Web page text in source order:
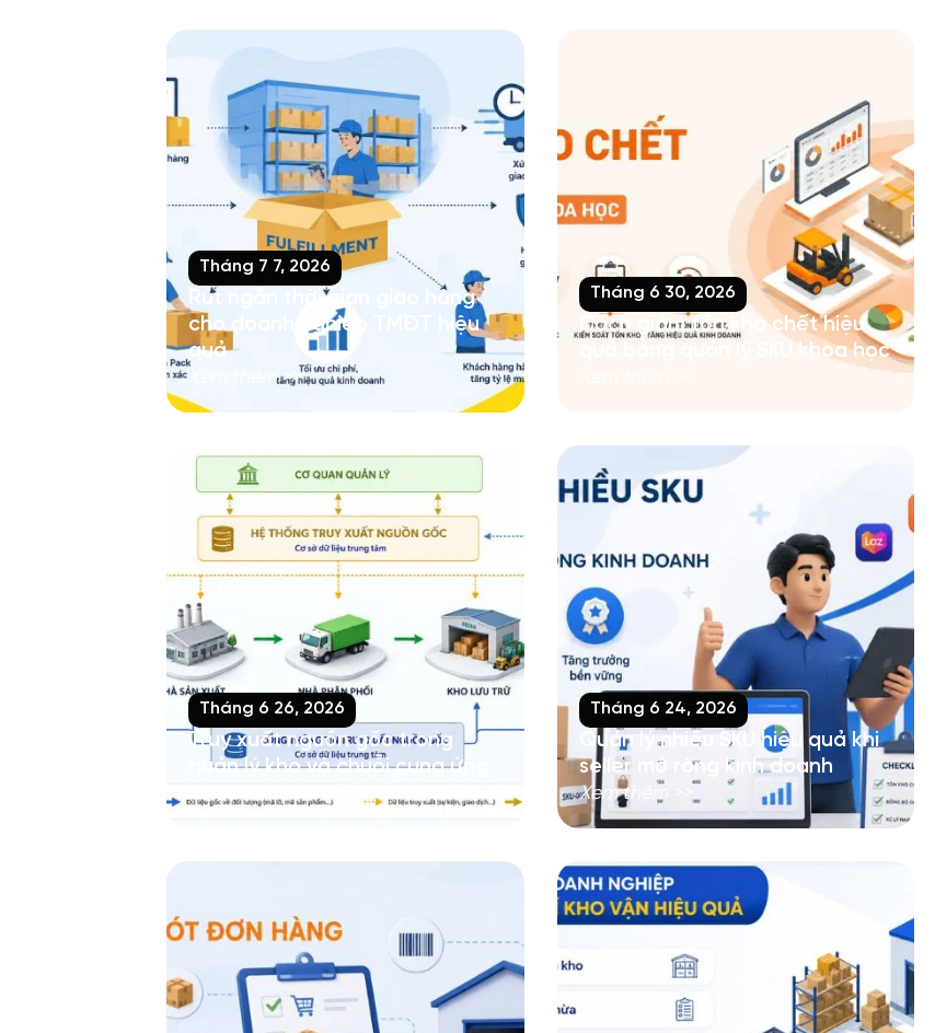
Tháng 7 7, 2026
Rút ngắn thời gian giao hàng
cho doanh nghiệp TMĐT hiệu
quả
Xem thêm >>
Tháng 6 30, 2026
Cách giảm tồn kho chết hiệu
quả bằng quản lý SKU khoa học
Tháng 6 26, 2026
Truy xuất nguồn gốc trong
quản lý kho và chuỗi cung ứng
Xem thêm >>
Tháng 6 24, 2026
Quản lý nhiều SKU hiệu quả khi
seller mở rộng kinh doanh
Xem thêm >>